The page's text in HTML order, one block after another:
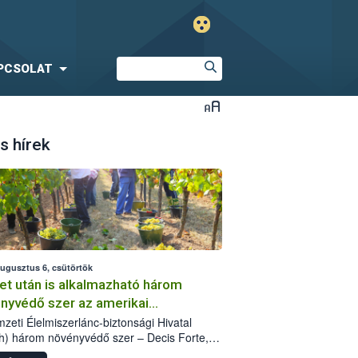
hírek
6, csütörtök
után is alkalmazható három
szer az amerikai
ellen
Élelmiszerlánc-biztonsági Hivatal
három növényvédő szer – Decis Forte,
24 EW, Oroganic – engedélyokiratát